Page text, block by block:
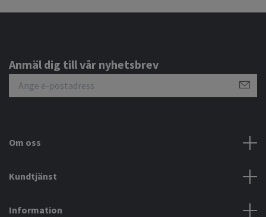
Anmäl dig till vår nyhetsbrev
Om oss
Kundtjänst
Information